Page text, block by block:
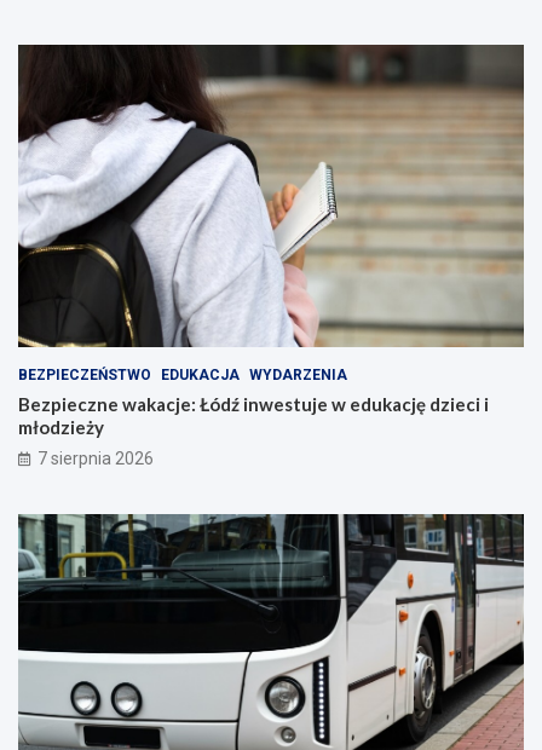
BEZPIECZEŃSTWO EDUKACJA WYDARZENIA
Bezpieczne wakacje: Łódź inwestuje w edukację dzieci i
młodzieży
7 sierpnia 2026